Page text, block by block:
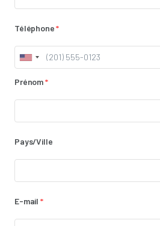
Téléphone*
Prénom*
Pays/Ville
E-mail *